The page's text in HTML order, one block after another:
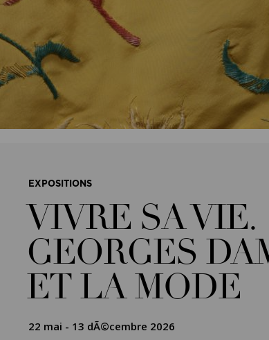
EXPOSITIONS
VIVRE SA VIE.
GEORGES
ET LA MODE
22 mai - 13 dÃ©cembre 2026